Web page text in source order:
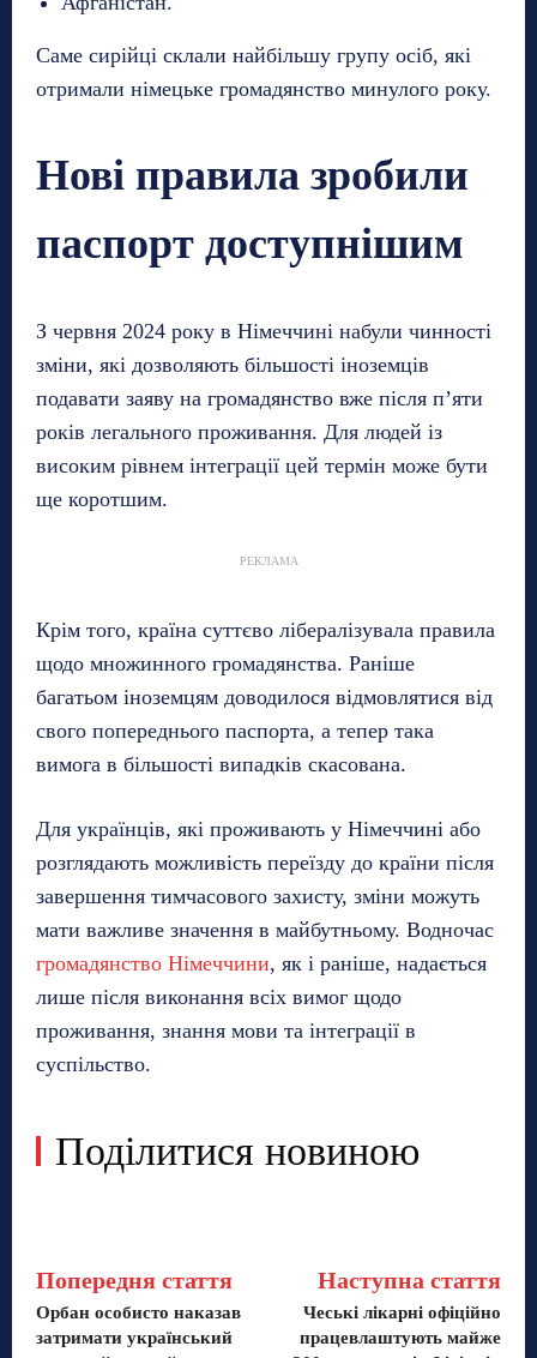
Саме сирійці склали найбільшу групу осіб, які
отримали німецьке громадянство минулого року.
Нові правила зробили
паспорт доступнішим
З червня 2024 року в Німеччині набули чинності
зміни, які дозволяють більшості іноземців
подавати заяву на громадянство вже після п’яти
років легального проживання. Для людей із
високим рівнем інтеграції цей термін може бути
ще коротшим.
РЕКЛАМА
Крім того, країна суттєво лібералізувала правила
щодо множинного громадянства. Раніше
багатьом іноземцям доводилося відмовлятися від
свого попереднього паспорта, а тепер така
вимога в більшості випадків скасована.
Для українців, які проживають у Німеччині або
розглядають можливість переїзду до країни після
завершення тимчасового захисту, зміни можуть
мати важливе значення в майбутньому. Водночас
громадянство Німеччини, як і раніше, надається
лише після виконання всіх вимог щодо
проживання, знання мови та інтеграції в
суспільство.
Поділитися новиною
Попередня стаття
Орбан особисто наказав
затримати український
Наступна стаття
Чеські лікарні офіційно
працевлаштують майже